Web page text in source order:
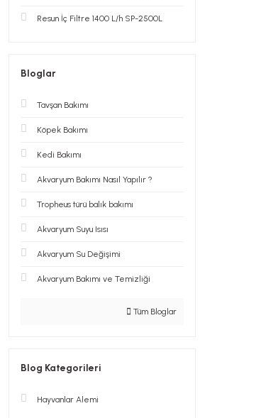
Resun İç Filtre 1400 L/h SP-2500L
Bloglar
Tavşan Bakımı
Köpek Bakımı
Kedi Bakımı
Akvaryum Bakımı Nasıl Yapılır ?
Tropheus türü balık bakımı
Akvaryum Suyu Isısı
Akvaryum Su Değişimi
Akvaryum Bakımı ve Temizliği
Tüm Bloglar
Blog Kategorileri
Hayvanlar Alemi